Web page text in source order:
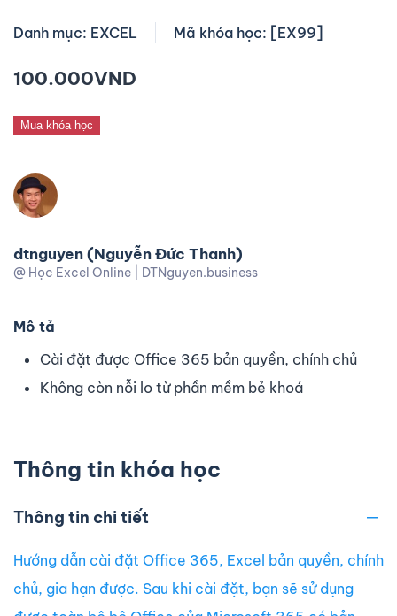
Danh mục: EXCEL Mã khóa học: [EX99]
100.000VND
Mua khóa học
dtnguyen (Nguyễn Đức Thanh)
@ Học Excel Online | DTNguyen.business
Mô tả
Cài đặt được Office 365 bản quyền, chính chủ
Không còn nỗi lo từ phần mềm bẻ khoá
Thông tin khóa học
Thông tin chi tiết
Hướng dẫn cài đặt Office 365, Excel bản quyền, chính
chủ, gia hạn được. Sau khi cài đặt, bạn sẽ sử dụng